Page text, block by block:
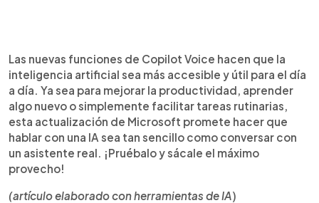
Las nuevas funciones de Copilot Voice hacen que la
inteligencia artificial sea más accesible y útil para el día
a día. Ya sea para mejorar la productividad, aprender
algo nuevo o simplemente facilitar tareas rutinarias,
esta actualización de Microsoft promete hacer que
hablar con una IA sea tan sencillo como conversar con
un asistente real. ¡Pruébalo y sácale el máximo
provecho!
(artículo elaborado con herramientas de IA)